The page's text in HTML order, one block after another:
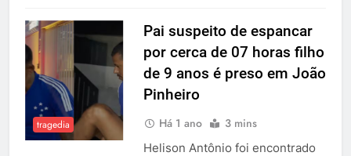
tragedia
Pai suspeito de espancar
por cerca de 07 horas filho
de 9 anos é preso em João
Pinheiro
Há 1 ano 3 mins
Helison Antônio foi encontrado